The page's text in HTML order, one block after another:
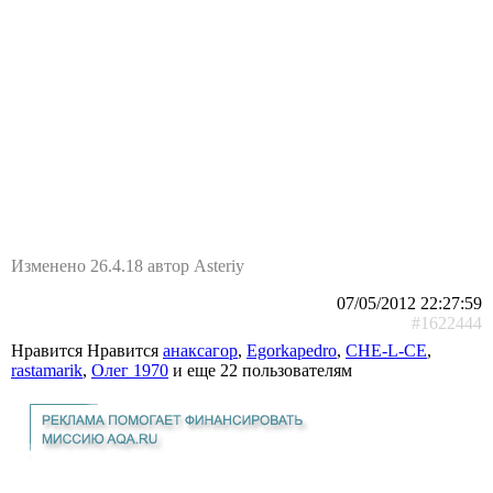
Изменено 26.4.18 автор Asteriy
07/05/2012 22:27:59
#1622444
Нравится Нравится анаксагор, Egorkapedro, CHE-L-CE,
rastamarik, Олег 1970 и еще 22 пользователям